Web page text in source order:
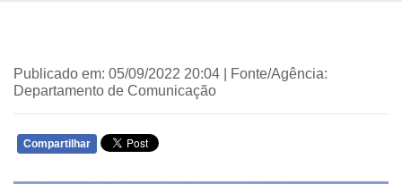
Publicado em: 05/09/2022 20:04 | Fonte/Agência:
Departamento de Comunicação
Compartilhar